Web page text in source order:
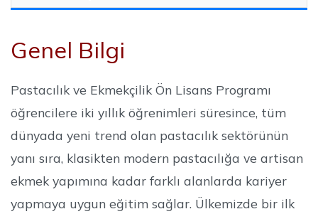
Genel Bilgi
Pastacılık ve Ekmekçilik Ön Lisans Programı
öğrencilere iki yıllık öğrenimleri süresince, tüm
dünyada yeni trend olan pastacılık sektörünün
yanı sıra, klasikten modern pastacılığa ve artisan
ekmek yapımına kadar farklı alanlarda kariyer
yapmaya uygun eğitim sağlar. Ülkemizde bir ilk